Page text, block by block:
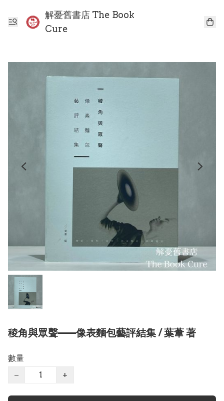
解憂舊書店 The Book
Cure
稜角與眾聲——像表麵包藝評結集 / 葉葦 著
數量
−
+